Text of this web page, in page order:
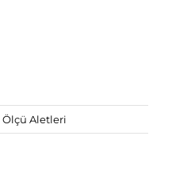
Ölçü Aletleri